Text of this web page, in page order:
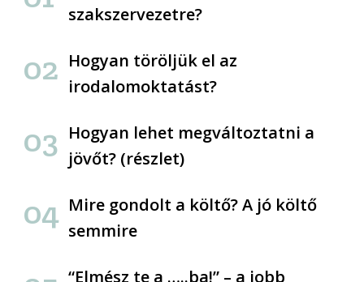
szakszervezetre?
Hogyan töröljük el az
irodalomoktatást?
Hogyan lehet megváltoztatni a
jövőt? (részlet)
Mire gondolt a költő? A jó költő
semmire
“Elmész te a …..ba!” – a jobb